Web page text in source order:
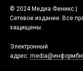
© 2024 Медиа Феникс |
Сетевое издание. Все
защищены.
Электронный
адрес: